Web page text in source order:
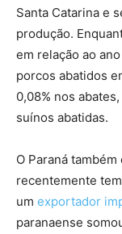
Santa Catarina e
produção.
em relação ao
porcos abatidos
0,08% nos
suínos abatidas.
O Paraná
recentemente
um exportador
paranaense